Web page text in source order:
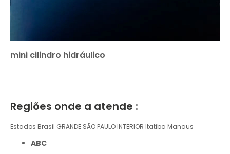
mini cilindro hidráulico
Regiões onde a atende :
Estados Brasil GRANDE SÃO PAULO INTERIOR Itatiba Manaus
ABC